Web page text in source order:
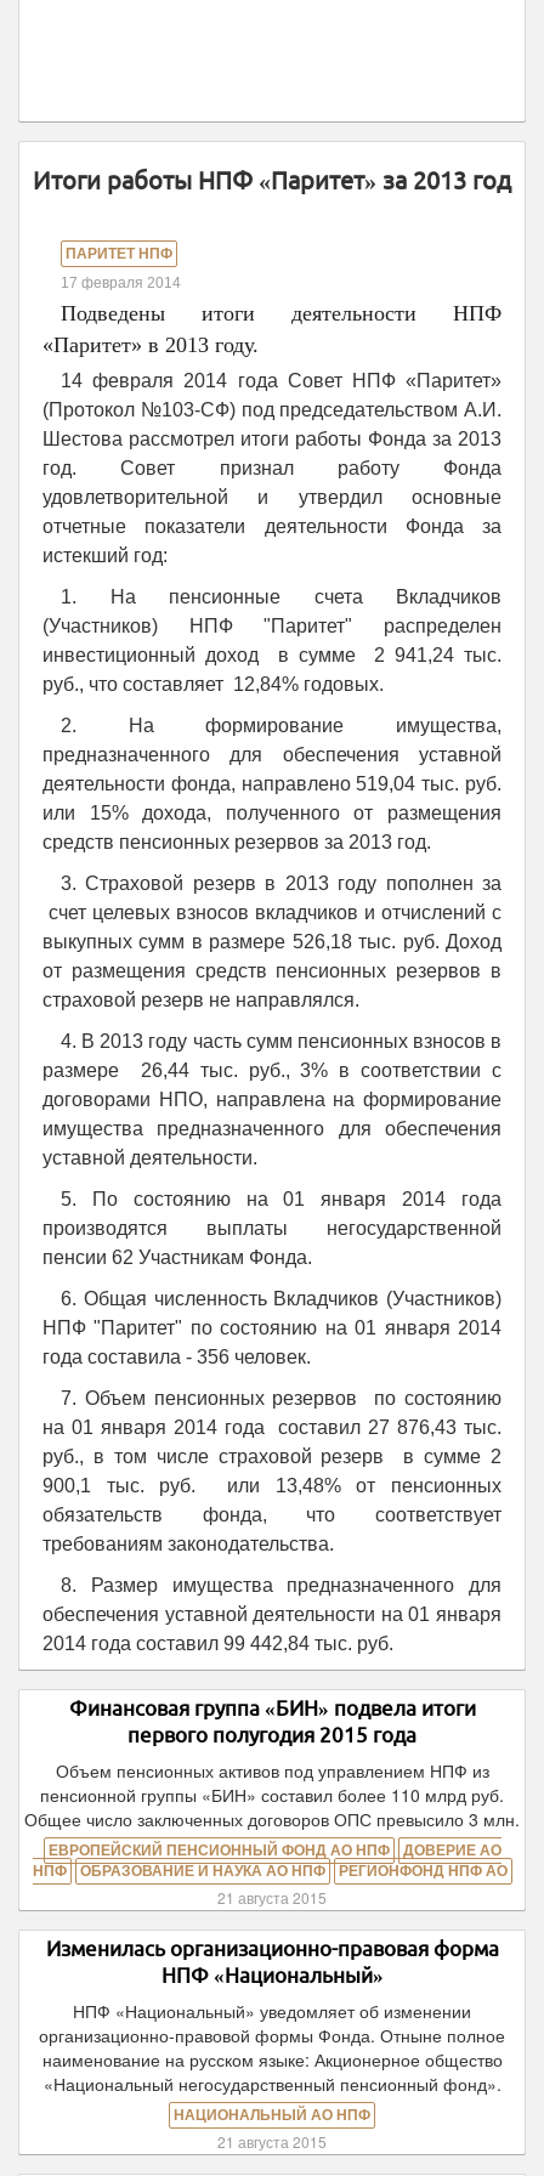
Итоги работы НПФ «Паритет» за 2013 год
ПАРИТЕТ НПФ
17 февраля 2014
Подведены итоги деятельности НПФ
«Паритет» в 2013 году.
14 февраля 2014 года Совет НПФ «Паритет»
(Протокол №103-СФ) под председательством А.И.
Шестова рассмотрел итоги работы Фонда за 2013
год. Совет признал работу Фонда
удовлетворительной и утвердил основные
отчетные показатели деятельности Фонда за
истекший год:
1. На пенсионные счета Вкладчиков
(Участников) НПФ "Паритет" распределен
инвестиционный доход в сумме 2 941,24 тыс.
руб., что составляет 12,84% годовых.
2. На формирование имущества,
предназначенного для обеспечения уставной
деятельности фонда, направлено 519,04 тыс. руб.
или 15% дохода, полученного от размещения
средств пенсионных резервов за 2013 год.
3. Страховой резерв в 2013 году пополнен за
счет целевых взносов вкладчиков и отчислений с
выкупных сумм в размере 526,18 тыс. руб. Доход
от размещения средств пенсионных резервов в
страховой резерв не направлялся.
4. В 2013 году часть сумм пенсионных взносов в
размере 26,44 тыс. руб., 3% в соответствии с
договорами НПО, направлена на формирование
имущества предназначенного для обеспечения
уставной деятельности.
5. По состоянию на 01 января 2014 года
производятся выплаты негосударственной
пенсии 62 Участникам Фонда.
6. Общая численность Вкладчиков (Участников)
НПФ "Паритет" по состоянию на 01 января 2014
года составила - 356 человек.
7. Объем пенсионных резервов по состоянию
на 01 января 2014 года составил 27 876,43 тыс.
руб., в том числе страховой резерв в сумме 2
900,1 тыс. руб. или 13,48% от пенсионных
обязательств фонда, что соответствует
требованиям законодательства.
8. Размер имущества предназначенного для
обеспечения уставной деятельности на 01 января
2014 года составил 99 442,84 тыс. руб.
Финансовая группа «БИН» подвела итоги
первого полугодия 2015 года
Объем пенсионных активов под управлением НПФ из
пенсионной группы «БИН» составил более 110 млрд руб.
Общее число заключенных договоров ОПС превысило 3 млн.
ЕВРОПЕЙСКИЙ ПЕНСИОННЫЙ ФОНД АО НПФ
ДОВЕРИЕ АО
НПФ
ОБРАЗОВАНИЕ И НАУКА АО НПФ РЕГИОНФОНД НПФ АО
21 августа 2015
Изменилась организационно-правовая форма
НПФ «Национальный»
НПФ «Национальный» уведомляет об изменении
организационно-правовой формы Фонда. Отныне полное
наименование на русском языке: Акционерное общество
«Национальный негосударственный пенсионный фонд».
НАЦИОНАЛЬНЫЙ АО НПФ
21 августа 2015